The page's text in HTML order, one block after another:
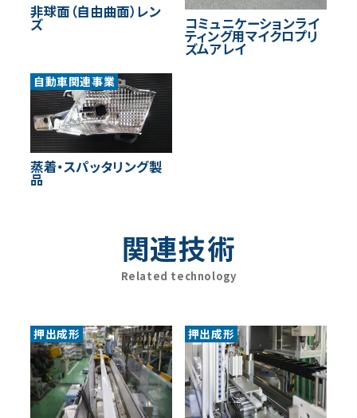
非球面（自由曲面）レン
ズ コミュニケーションライ
ティング用マイクロプリ
ズムアレイ
自動車関連事業
蒸着・スパッタリング製
品
関連技術
Related technology
押出成形 押出成形